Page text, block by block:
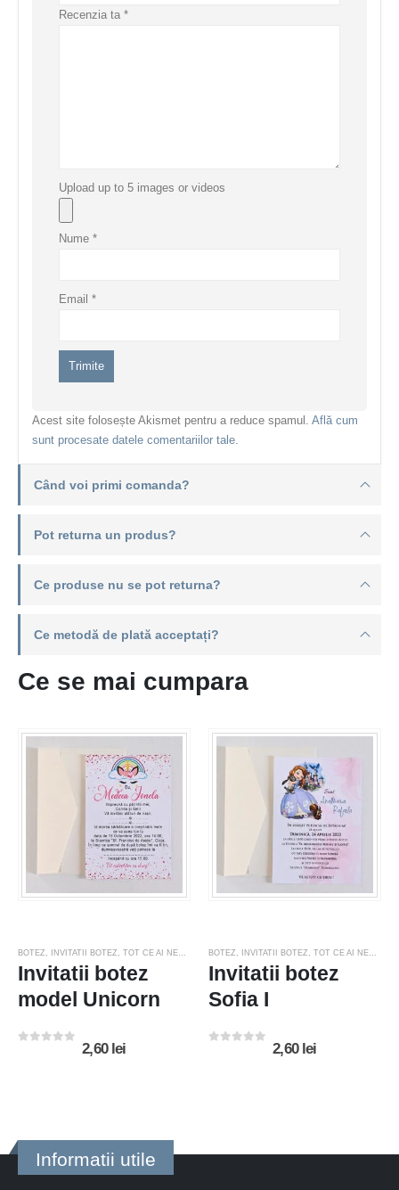
Recenzia ta *
Upload up to 5 images or videos
Nume *
Email *
Acest site folosește Akismet pentru a reduce spamul. Află cum
sunt procesate datele comentariilor tale.
Când voi primi comanda?
Pot returna un produs?
Ce produse nu se pot returna?
Ce metodă de plată acceptați?
Ce se mai cumpara
BOTEZ , INVITATII BOTEZ , TOT CE AI NEVOIE PENTRU NUNTA SAU BOTEZ
Invitatii botez
model Unicorn
2,60 lei
BOTEZ , INVITATII BOTEZ , TOT CE AI NEVOIE PENTRU NUNTA SAU BOTEZ
Invitatii botez
Sofia I
2,60 lei
Informatii utile